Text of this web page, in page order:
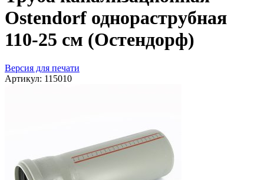
Ostendorf однораструбная
110-25 см (Остендорф)
Версия для печати
Артикул: 115010